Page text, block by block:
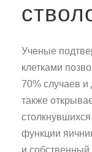
Ученые
клетками
70% случаев и
также
функции
и